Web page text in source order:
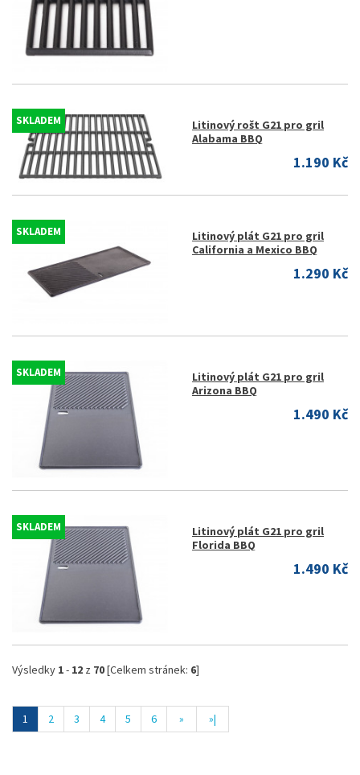
SKLADEM
Litinový rošt G21 pro gril
Alabama BBQ
1.190 Kč
SKLADEM
Litinový plát G21 pro gril
California a Mexico BBQ
1.290 Kč
SKLADEM
Litinový plát G21 pro gril
Arizona BBQ
1.490 Kč
SKLADEM
Litinový plát G21 pro gril
Florida BBQ
1.490 Kč
Výsledky 1- 12 z 70[Celkem stránek: 6]
1 2 3 4 5 6 » »|